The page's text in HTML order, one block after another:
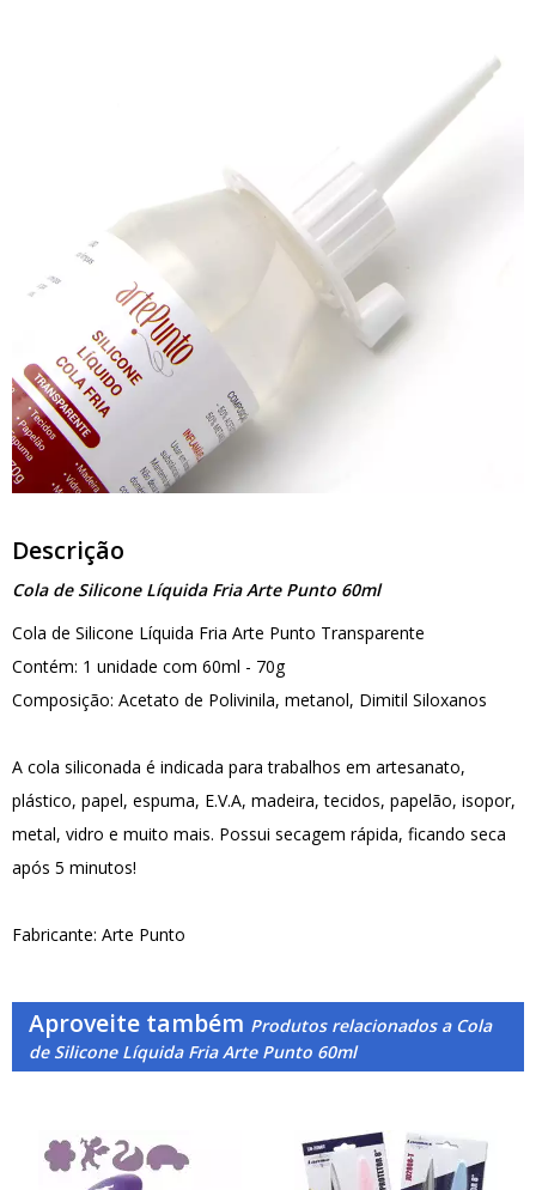
Descrição
Cola de Silicone Líquida Fria Arte Punto 60ml
Cola de Silicone Líquida Fria Arte Punto Transparente
Contém: 1 unidade com 60ml - 70g
Composição: Acetato de Polivinila, metanol, Dimitil Siloxanos
A cola siliconada é indicada para trabalhos em artesanato,
plástico, papel, espuma, E.V.A, madeira, tecidos, papelão, isopor,
metal, vidro e muito mais. Possui secagem rápida, ficando seca
após 5 minutos!
Fabricante: Arte Punto
Aproveite também Produtos relacionados a Cola
de Silicone Líquida Fria Arte Punto 60ml